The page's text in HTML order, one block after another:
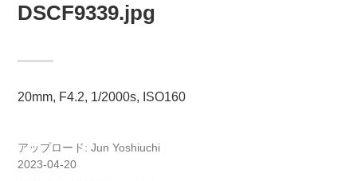
DSCF9339.jpg
20mm, F4.2, 1/2000s, ISO160
アップロード:Jun Yoshiuchi
2023-04-20